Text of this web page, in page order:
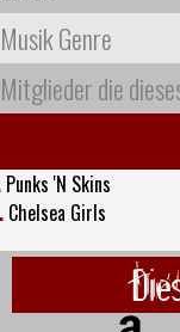
Musik Genre
Mitglieder die
Punks 'N Skins
Chelsea Girls